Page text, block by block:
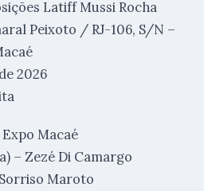
Latiff Mussi Rocha
Peixoto / RJ-106, S/N –
2026
Macaé
– Zezé Di Camargo
Maroto